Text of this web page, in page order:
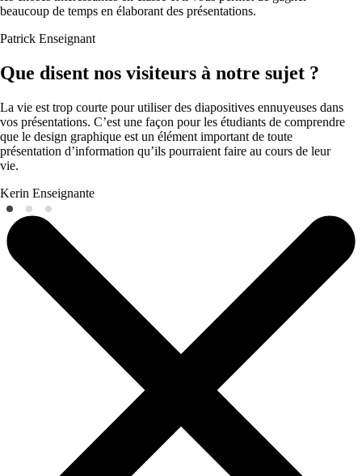
beaucoup de temps en élaborant des présentations.
Patrick Enseignant
Que disent nos visiteurs à notre sujet ?
La vie est trop courte pour utiliser des diapositives ennuyeuses dans
vos présentations. C’est une façon pour les étudiants de comprendre
que le design graphique est un élément important de toute
présentation d’information qu’ils pourraient faire au cours de leur
vie.
Kerin Enseignante